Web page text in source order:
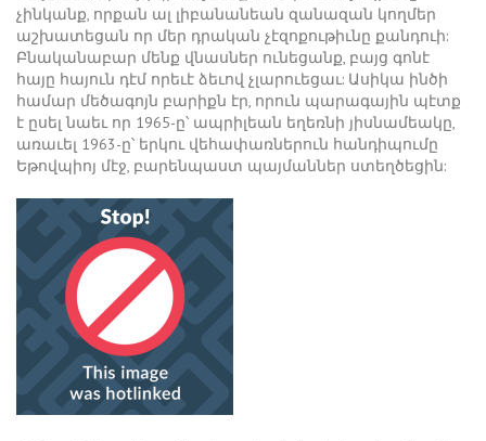
չինկանք, որքան ալ լիբանանեան զանազան կողմեր
աշխատեցան որ մեր դրական չէզոքութիւնը քանդուի:
Բնականաբար մենք վնասներ ունեցանք, բայց գոնէ
հայը հայուն դէմ որեւէ ձեւով չլարուեցաւ: Ասիկա ինծի
համար մեծագոյն բարիքն էր, որուն պարագային պէտք
է ըսել նաեւ որ 1965-ը՝ ապրիլեան եղեռնի յիսնամեակը,
առաւել 1963-ը՝ երկու վեհափառներուն հանդիպումը
Եթովպիոյ մէջ, բարենպաստ պայմաններ ստեղծեցին: